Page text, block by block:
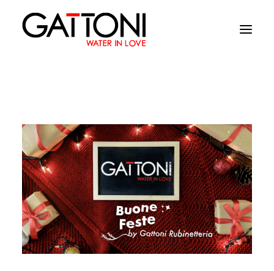
Περιβάλλοντα
Προϊόντα
Media
Tελειωματα
Που να αγορασετε
Επαφές